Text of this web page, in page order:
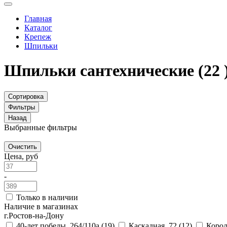
Главная
Каталог
Крепеж
Шпильки
Шпильки сантехнические (22
Сортировка
Фильтры
Назад
Выбранные фильтры
Очистить
Цена, руб
-
Только в наличии
Наличие в магазинах
г.Ростов-на-Дону